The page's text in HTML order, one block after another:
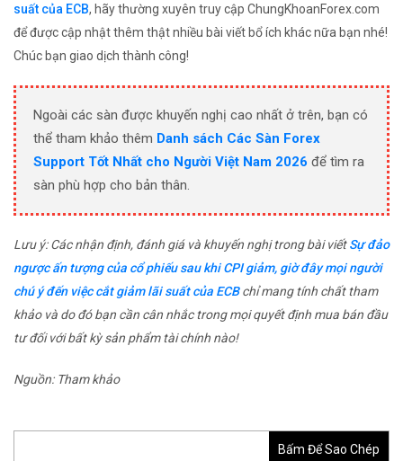
suất của ECB, hãy thường xuyên truy cập ChungKhoanForex.com
để được cập nhật thêm thật nhiều bài viết bổ ích khác nữa bạn nhé!
Chúc bạn giao dịch thành công!
Ngoài các sàn được khuyến nghị cao nhất ở trên, bạn có
thể tham khảo thêm Danh sách Các Sàn Forex
Support Tốt Nhất cho Người Việt Nam 2026 để tìm ra
sàn phù hợp cho bản thân.
Lưu ý: Các nhận định, đánh giá và khuyến nghị trong bài viếtSự đảo
ngược ấn tượng của cổ phiếu sau khi CPI giảm, giờ đây mọi người
chú ý đến việc cắt giảm lãi suất của ECBchỉ mang tính chất tham
khảo và do đó bạn cần cân nhắc trong mọi quyết định mua bán đầu
tư đối với bất kỳ sản phẩm tài chính nào!
Nguồn: Tham khảo
Bấm Để Sao Chép